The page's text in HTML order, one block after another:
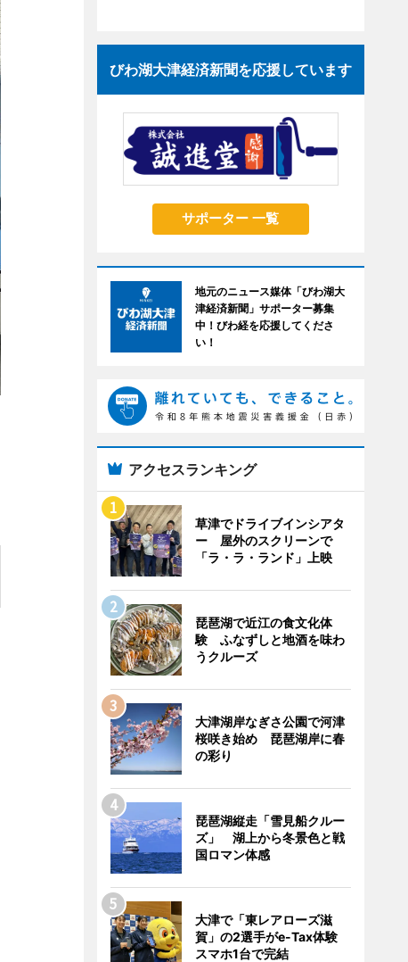
びわ湖大津経済新聞を応援しています
サポーター 一覧
地元のニュース媒体「びわ湖大
津経済新聞」サポーター募集
中！びわ経を応援してくださ
い！
アクセスランキング
草津でドライブインシアタ
ー 屋外のスクリーンで
「ラ・ラ・ランド」上映
琵琶湖で近江の食文化体
験 ふなずしと地酒を味わ
うクルーズ
大津湖岸なぎさ公園で河津
桜咲き始め 琵琶湖岸に春
の彩り
琵琶湖縦走「雪見船クルー
ズ」 湖上から冬景色と戦
国ロマン体感
大津で「東レアローズ滋
賀」の2選手がe-Tax体験
スマホ1台で完結